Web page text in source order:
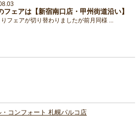
フェアは【新宿南口店・甲州街道沿い】
フェアが切り替わりましたが前月同様 ...
コンフォート 札幌パルコ店